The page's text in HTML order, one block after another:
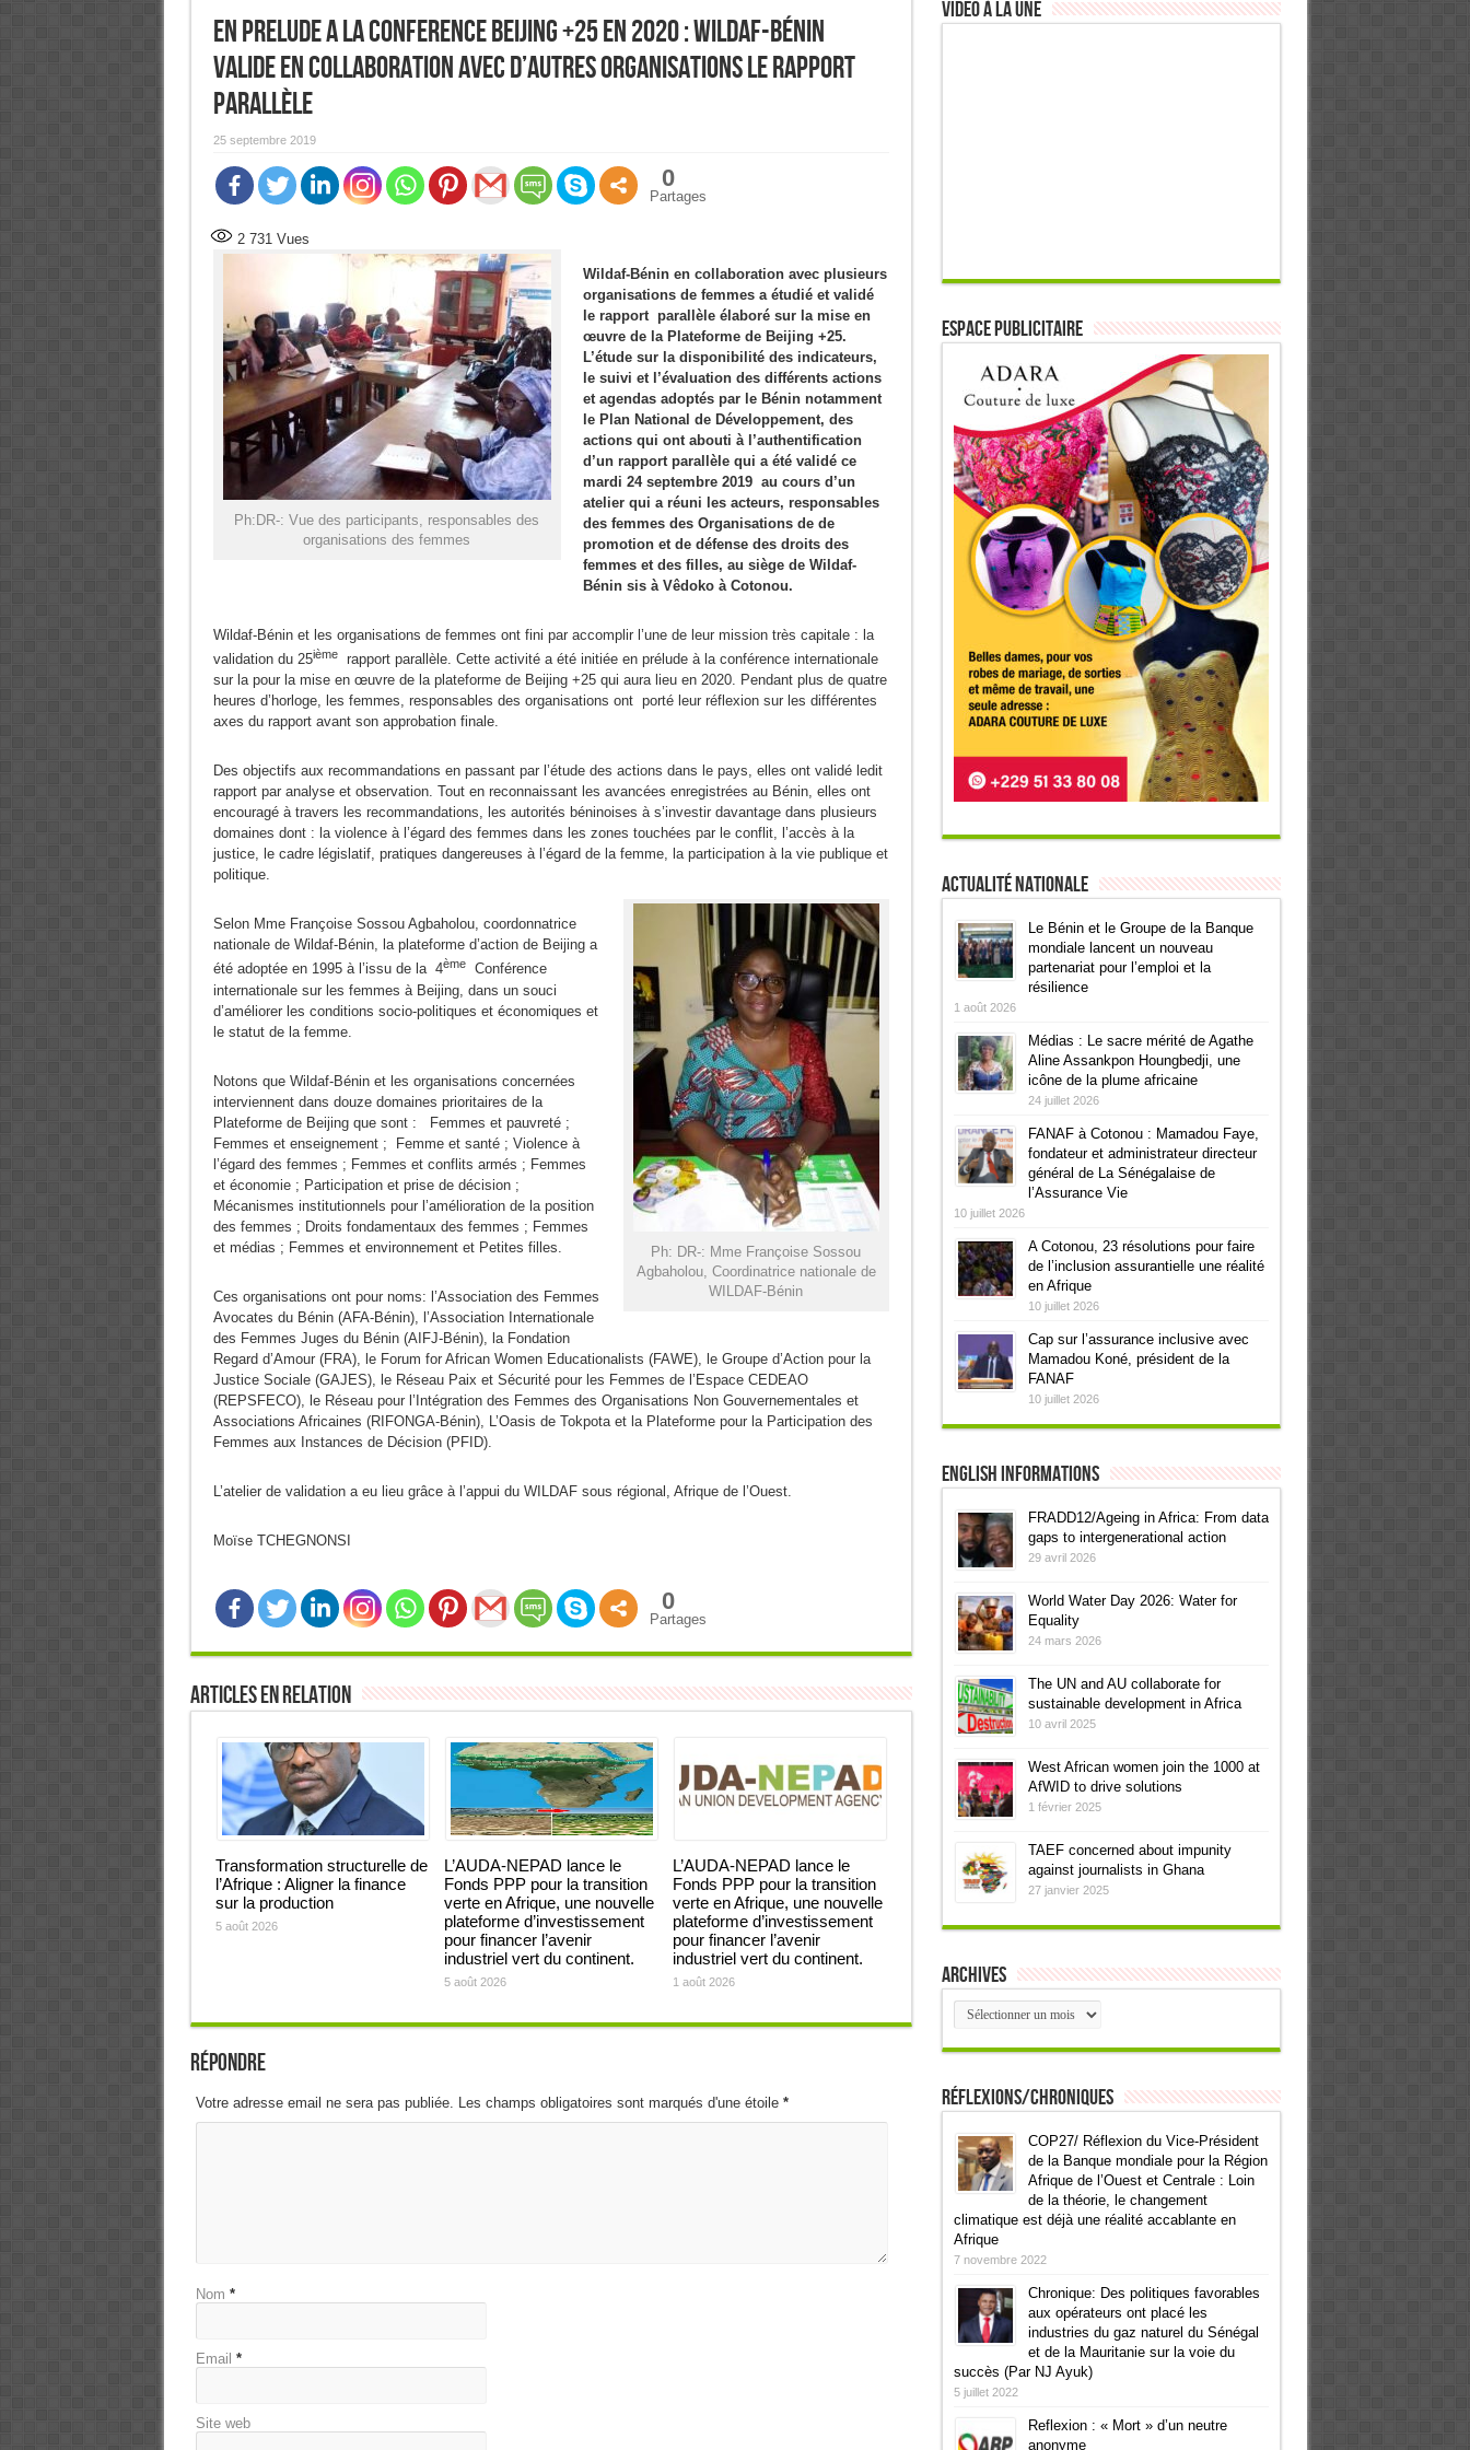
EN PRELUDE A LA CONFERENCE BEIJING +25 en 2020 : Wildaf-Bénin
valide en collaboration avec d’autres organisations le rapport
parallèle
25 septembre 2019
0
Partages
2 731Vues
Ph:DR-: Vue des participants, responsables des
organisations des femmes
Wildaf-Bénin en collaboration avec plusieurs
organisations de femmes a étudié et validé
le rapport parallèle élaboré sur la mise en
œuvre de la Plateforme de Beijing +25.
L’étude sur la disponibilité des indicateurs,
le suivi et l’évaluation des différents actions
et agendas adoptés par le Bénin notamment
le Plan National de Développement, des
actions qui ont abouti à l’authentification
d’un rapport parallèle qui a été validé ce
mardi 24 septembre 2019 au cours d’un
atelier qui a réuni les acteurs, responsables
des femmes des Organisations de de
promotion et de défense des droits des
femmes et des filles, au siège de Wildaf-
Bénin sis à Vêdoko à Cotonou.
Wildaf-Bénin et les organisations de femmes ont fini par accomplir l’une de leur mission très capitale : la
validation du 25ièmerapport parallèle. Cette activité a été initiée en prélude à la conférence internationale
sur la pour la mise en œuvre de la plateforme de Beijing +25 qui aura lieu en 2020. Pendant plus de quatre
heures d’horloge, les femmes, responsables des organisations ont porté leur réflexion sur les différentes
axes du rapport avant son approbation finale.
Des objectifs aux recommandations en passant par l’étude des actions dans le pays, elles ont validé ledit
rapport par analyse et observation. Tout en reconnaissant les avancées enregistrées au Bénin, elles ont
encouragé à travers les recommandations, les autorités béninoises à s’investir davantage dans plusieurs
domaines dont : la violence à l’égard des femmes dans les zones touchées par le conflit, l’accès à la
justice, le cadre législatif, pratiques dangereuses à l’égard de la femme, la participation à la vie publique et
politique.
Ph: DR-: Mme Françoise Sossou
Agbaholou, Coordinatrice nationale de
WILDAF-Bénin
Selon Mme Françoise Sossou Agbaholou, coordonnatrice
nationale de Wildaf-Bénin, la plateforme d’action de Beijing a
été adoptée en 1995 à l’issu de la 4èmeConférence
internationale sur les femmes à Beijing, dans un souci
d’améliorer les conditions socio-politiques et économiques et
le statut de la femme.
Notons que Wildaf-Bénin et les organisations concernées
interviennent dans douze domaines prioritaires de la
Plateforme de Beijing que sont : Femmes et pauvreté ;
Femmes et enseignement ; Femme et santé ; Violence à
l’égard des femmes ; Femmes et conflits armés ; Femmes
et économie ; Participation et prise de décision ;
Mécanismes institutionnels pour l’amélioration de la position
des femmes ; Droits fondamentaux des femmes ; Femmes
et médias ; Femmes et environnement et Petites filles.
Ces organisations ont pour noms: l’Association des Femmes
Avocates du Bénin (AFA-Bénin), l’Association Internationale
des Femmes Juges du Bénin (AIFJ-Bénin), la Fondation
Regard d’Amour (FRA), le Forum for African Women Educationalists (FAWE), le Groupe d’Action pour la
Justice Sociale (GAJES), le Réseau Paix et Sécurité pour les Femmes de l’Espace CEDEAO
(REPSFECO), le Réseau pour l’Intégration des Femmes des Organisations Non Gouvernementales et
Associations Africaines (RIFONGA-Bénin), L’Oasis de Tokpota et la Plateforme pour la Participation des
Femmes aux Instances de Décision (PFID).
L’atelier de validation a eu lieu grâce à l’appui du WILDAF sous régional, Afrique de l’Ouest.
Moïse TCHEGNONSI
0
Partages
Articles en relation
Transformation structurelle de
l’Afrique : Aligner la finance
sur la production
5 août 2026
L’AUDA-NEPAD lance le
Fonds PPP pour la transition
verte en Afrique, une nouvelle
plateforme d’investissement
pour financer l’avenir
industriel vert du continent.
5 août 2026
L’AUDA-NEPAD lance le
Fonds PPP pour la transition
verte en Afrique, une nouvelle
plateforme d’investissement
pour financer l’avenir
industriel vert du continent.
1 août 2026
Répondre
Votre adresse email ne sera pas publiée. Les champs obligatoires sont marqués d'une étoile *
Nom *
Email *
Site web
Video à la Une
ESPACE PUBLICITAIRE
Actualité Nationale
Le Bénin et le Groupe de la Banque
mondiale lancent un nouveau
partenariat pour l’emploi et la
résilience
1 août 2026
Médias : Le sacre mérité de Agathe
Aline Assankpon Houngbedji, une
icône de la plume africaine
24 juillet 2026
FANAF à Cotonou : Mamadou Faye,
fondateur et administrateur directeur
général de La Sénégalaise de
l’Assurance Vie
10 juillet 2026
A Cotonou, 23 résolutions pour faire
de l’inclusion assurantielle une réalité
en Afrique
10 juillet 2026
Cap sur l’assurance inclusive avec
Mamadou Koné, président de la
FANAF
10 juillet 2026
English informations
FRADD12/Ageing in Africa: From data
gaps to intergenerational action
29 avril 2026
World Water Day 2026: Water for
Equality
24 mars 2026
The UN and AU collaborate for
sustainable development in Africa
10 avril 2025
West African women join the 1000 at
AfWID to drive solutions
1 février 2025
TAEF concerned about impunity
against journalists in Ghana
27 janvier 2025
Archives
Archives
Réflexions/Chroniques
COP27/ Réflexion du Vice-Président
de la Banque mondiale pour la Région
Afrique de l’Ouest et Centrale : Loin
de la théorie, le changement
climatique est déjà une réalité accablante en
Afrique
7 novembre 2022
Chronique: Des politiques favorables
aux opérateurs ont placé les
industries du gaz naturel du Sénégal
et de la Mauritanie sur la voie du
succès (Par NJ Ayuk)
5 juillet 2022
Reflexion : « Mort » d’un neutre
anonyme